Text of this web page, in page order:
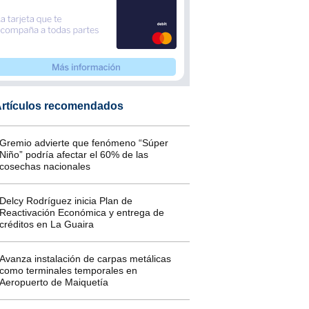
recomendados
advierte que fenómeno “Súper
podría afectar el 60% de las
nacionales
Rodríguez inicia Plan de
Económica y entrega de
en La Guaira
instalación de carpas metálicas
terminales temporales en
de Maiquetía